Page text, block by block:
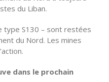
du Liban.
type S130 – sont restées
du Nord. Les mines
dans le prochain